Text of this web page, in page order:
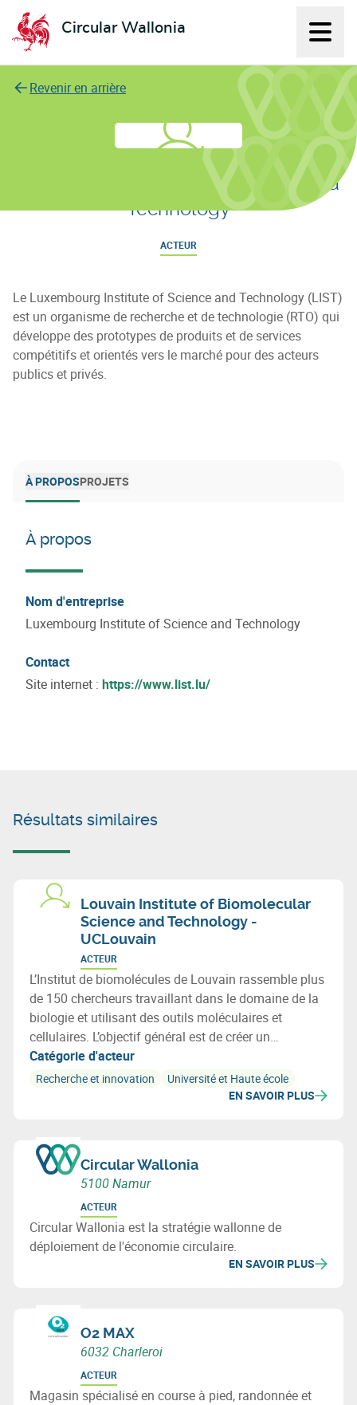
Circular Wallonia
L'économie circulaire
Revenir en arrière
Luxembourg Institute of Science and
Technology
ACTEUR
Le Luxembourg Institute of Science and Technology (LIST)
est un organisme de recherche et de technologie (RTO) qui
développe des prototypes de produits et de services
compétitifs et orientés vers le marché pour des acteurs
publics et privés.
À PROPOSPROJETS
À propos
Nom d'entreprise
Luxembourg Institute of Science and Technology
Contact
Site internet : https://www.list.lu/
Résultats similaires
Louvain Institute of Biomolecular
Science and Technology -
UCLouvain
ACTEUR
L’Institut de biomolécules de Louvain rassemble plus
de 150 chercheurs travaillant dans le domaine de la
biologie et utilisant des outils moléculaires et
cellulaires. L’objectif général est de créer un
environnement favorable aux activités de recherche
de haut niveau.
Catégorie d'acteur
Recherche et innovation
Université et Haute école
EN SAVOIR PLUS
Circular Wallonia
5100 Namur
ACTEUR
Circular Wallonia est la stratégie wallonne de
déploiement de l'économie circulaire.
EN SAVOIR PLUS
O2 MAX
6032 Charleroi
ACTEUR
Magasin spécialisé en course à pied, randonnée et